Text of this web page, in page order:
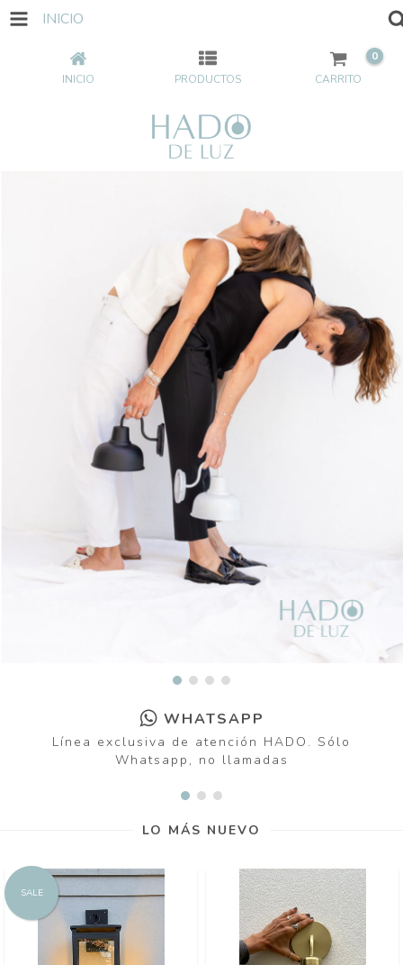
INICIO
INICIO PRODUCTOS CARRITO
0
WHATSAPP
Línea exclusiva de atención HADO. Sólo
Whatsapp, no llamadas
LO MÁS NUEVO
SALE